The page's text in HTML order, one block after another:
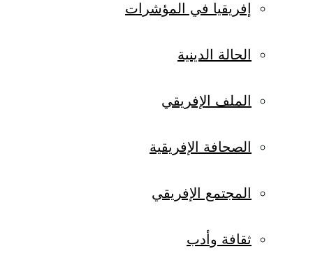
إفريقيا في المؤشرات
الحالة الدينية
الملف الإفريقي
الصحافة الإفريقية
المجتمع الإفريقي
ثقافة وأدب